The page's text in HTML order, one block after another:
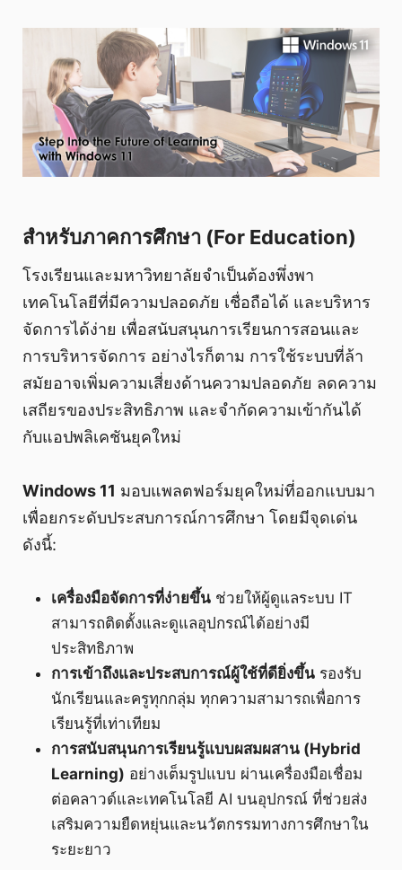
สำหรับภาคการศึกษา (For Education)
โรงเรียนและมหาวิทยาลัยจำเป็นต้องพึ่งพา
เทคโนโลยีที่มีความปลอดภัย เชื่อถือได้ และบริหาร
จัดการได้ง่าย เพื่อสนับสนุนการเรียนการสอนและ
การบริหารจัดการ อย่างไรก็ตาม การใช้ระบบที่ล้า
สมัยอาจเพิ่มความเสี่ยงด้านความปลอดภัย ลดความ
เสถียรของประสิทธิภาพ และจำกัดความเข้ากันได้
กับแอปพลิเคชันยุคใหม่
Windows 11 มอบแพลตฟอร์มยุคใหม่ที่ออกแบบมา
เพื่อยกระดับประสบการณ์การศึกษา โดยมีจุดเด่น
ดังนี้:
เครื่องมือจัดการที่ง่ายขึ้น ช่วยให้ผู้ดูแลระบบ IT
สามารถติดตั้งและดูแลอุปกรณ์ได้อย่างมี
ประสิทธิภาพ
การเข้าถึงและประสบการณ์ผู้ใช้ที่ดียิ่งขึ้น รองรับ
นักเรียนและครูทุกกลุ่ม ทุกความสามารถเพื่อการ
เรียนรู้ที่เท่าเทียม
การสนับสนุนการเรียนรู้แบบผสมผสาน (Hybrid
Learning) อย่างเต็มรูปแบบ ผ่านเครื่องมือเชื่อม
ต่อคลาวด์และเทคโนโลยี AI บนอุปกรณ์ ที่ช่วยส่ง
เสริมความยืดหยุ่นและนวัตกรรมทางการศึกษาใน
ระยะยาว